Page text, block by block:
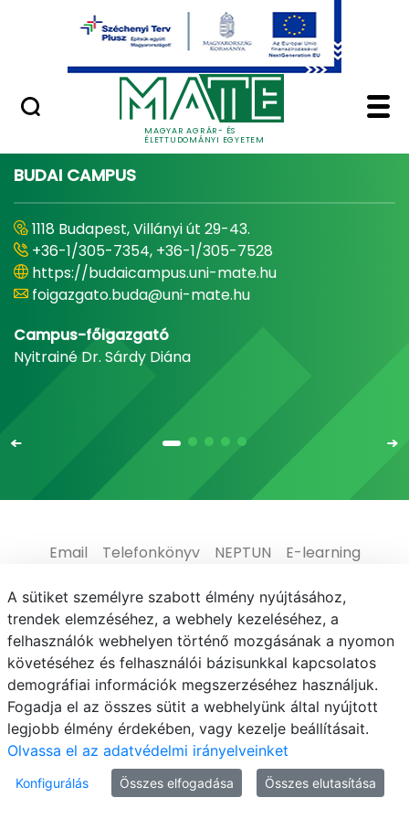
Ugrás a fő tartalomhoz
MAGYAR AGRÁR- ÉS
ÉLETTUDOMÁNYI EGYETEM
Minőségügy
Home - Magyar
BUDAI CAMPUS
1118 Budapest, Villányi út 29-43.
+36-1/305-7354, +36-1/305-7528
https://budaicampus.uni-mate.hu
foigazgato.buda@uni-mate.hu
Campus-főigazgató
Nyitrainé Dr. Sárdy Diána
Email Telefonkönyv NEPTUN
E-learning
Médiaközpont
Informatikai Igazgatóság
Adatvédelem
© MATE 2021
A sütiket személyre szabott élmény nyújtásához,
trendek elemzéséhez, a webhely kezeléséhez, a
felhasználók webhelyen történő mozgásának a nyomon
követéséhez és felhasználói bázisunkkal kapcsolatos
demográfiai információk megszerzéséhez használjuk.
Fogadja el az összes sütit a webhelyünk által nyújtott
legjobb élmény érdekében, vagy kezelje beállításait.
Olvassa el az adatvédelmi irányelveinket
Konfigurálás Összes elfogadása Összes elutasítása